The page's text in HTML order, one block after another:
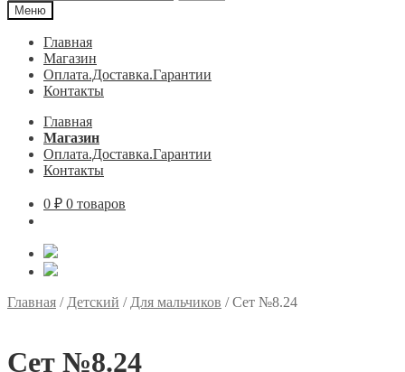
Меню
Главная
Магазин
Оплата.Доставка.Гарантии
Контакты
Главная
Магазин
Оплата.Доставка.Гарантии
Контакты
0 ₽ 0 товаров
Главная / Детский / Для мальчиков /Сет №8.24
Сет №8.24